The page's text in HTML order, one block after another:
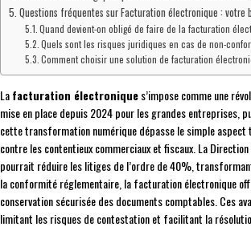
Questions fréquentes sur Facturation électronique :
Quand devient-on obligé de faire de la facturation
Quels sont les risques juridiques en cas de non-
Comment choisir une solution de facturation
Lafacturation électroniques’impose comme une
mise en place depuis 2024 pour les grandes entreprises,
cette transformation numérique dépasse le simple
contre les contentieux commerciaux et fiscaux. La
pourrait réduire les litiges de l’ordre de 40%,
la conformité réglementaire, la facturation électronique
conservation sécurisée des documents comptables. Ces
limitant les risques de contestation et facilitant la